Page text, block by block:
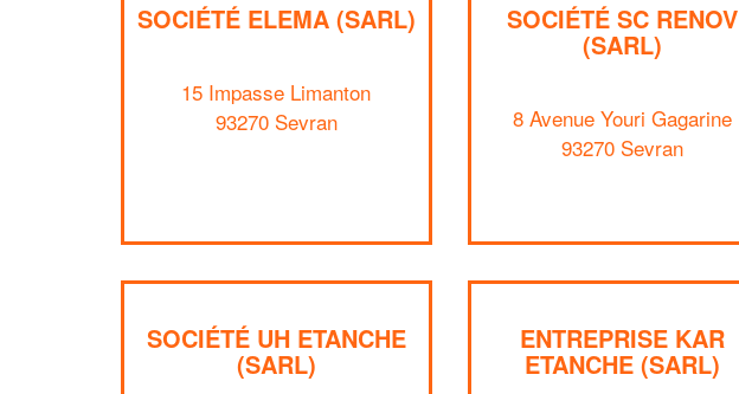
SOCIÉTÉ ELEMA (SARL)
15 Impasse Limanton
93270 Sevran
SOCIÉTÉ SC RENOV
(SARL)
8 Avenue Youri Gagarine
93270 Sevran
SOCIÉTÉ UH ETANCHE
(SARL)
ENTREPRISE KAR
ETANCHE (SARL)